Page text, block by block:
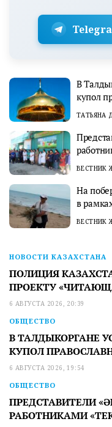
В
купол
ТАТЬЯНА
ВЕСТНИК
На
в
ВЕСТНИК
НОВОСТИ КАЗАХСТАНА
ПОЛИЦИЯ
ПРОЕКТУ
6 АВГУСТА 2026, 20:39
ОБЩЕСТВО
В ТАЛДЫКОРГАНЕ
КУПОЛ
6 АВГУСТА 2026, 19:54
ОБЩЕСТВО
ПРЕДСТАВИТЕЛИ
РАБОТНИКАМИ